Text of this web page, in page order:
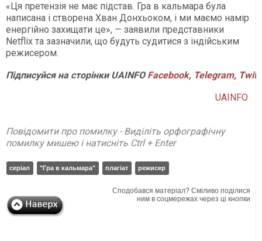
«Ця претензія не має підстав. Гра в кальмара була
написана і створена Хван Донхьоком, і ми маємо намір
енергійно захищати це», — заявили представники
Netflix та зазначили, що будуть судитися з індійським
режисером.
ПідписуйсянасторінкиUAINFO Facebook, Telegram,
UAINFO
Повідомити про помилку - Виділіть орфографічну
помилку мишею і натисніть Ctrl + Enter
серіал "Гра в кальмара" плагіат режисер
Сподобався матеріал? Сміливо поділися
ним в соцмережах через ці кнопки